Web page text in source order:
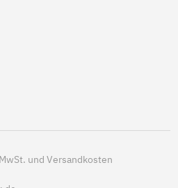
und Versandkosten